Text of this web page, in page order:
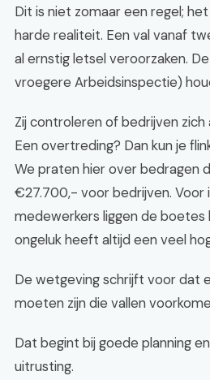
Dit is niet zomaar een regel;
harde realiteit. Een val vanaf
al ernstig letsel veroorzaken.
vroegere Arbeidsinspectie)
Zij controleren of bedrijven zich
Een overtreding? Dan kun je
We praten hier over bedragen
€27.700,- voor bedrijven. Voor
medewerkers liggen de boetes
ongeluk heeft altijd een veel
De wetgeving schrijft voor dat
moeten zijn die vallen
Dat begint bij goede planning
uitrusting.